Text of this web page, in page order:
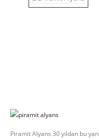
Piramit Alyans 30 yıldan bu